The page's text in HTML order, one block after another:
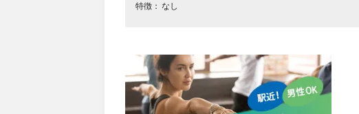
特徴： なし